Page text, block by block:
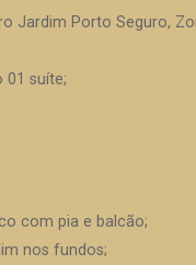
Jardim Porto Seguro,
01 suíte;
com pia e balcão;
nos fundos;